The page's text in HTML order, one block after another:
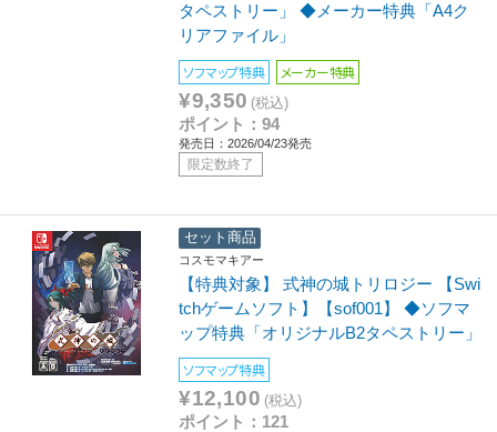
タペストリー」 ◆メーカー特典「A4ク
リアファイル」
ソフマップ特典
メーカー特典
¥9,350 (税込)
ポイント：94
発売日：2026/04/23発売
限定数終了
セット商品
コスモマキアー
【特典対象】 式神の城トリロジー 【Swi
tchゲームソフト】【sof001】 ◆ソフマ
ップ特典「オリジナルB2タペストリー」
ソフマップ特典
¥12,100 (税込)
ポイント：121